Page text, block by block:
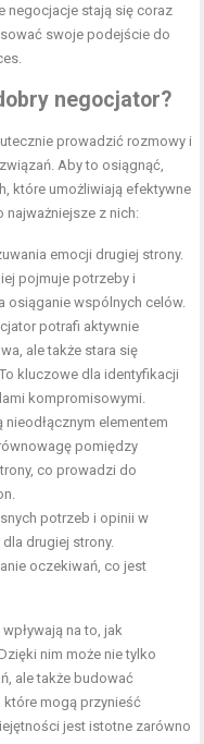
negocjacje stają się coraz
swoje podejście do
negocjator?
prowadzić rozmowy i
Aby to osiągnąć,
które umożliwiają efektywne
najważniejsze z nich:
emocji drugiej strony.
pojmuje potrzeby i
osiąganie wspólnych celów.
potrafi aktywnie
ale także stara się
kluczowe dla identyfikacji
kompromisowymi.
elementem
pomiędzy
co prowadzi do
potrzeb i opinii w
drugiej strony.
oczekiwań, co jest
na to, jak
nim może nie tylko
ale także budować
mogą przynieść
jest istotne zarówno